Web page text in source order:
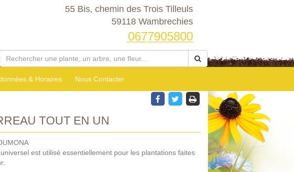
55 Bis, chemin des Trois Tilleuls
59118 Wambrechies
0677905800
& Horaires Nous Contacter
TOUT EN UN
est utilisé essentiellement pour les plantations faites